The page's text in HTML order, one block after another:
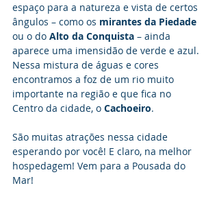
espaço para a natureza e vista de certos
ângulos – como os mirantes da Piedade
ou o do Alto da Conquista – ainda
aparece uma imensidão de verde e azul.
Nessa mistura de águas e cores
encontramos a foz de um rio muito
importante na região e que fica no
Centro da cidade, o Cachoeiro.
São muitas atrações nessa cidade
esperando por você! E claro, na melhor
hospedagem! Vem para a Pousada do
Mar!